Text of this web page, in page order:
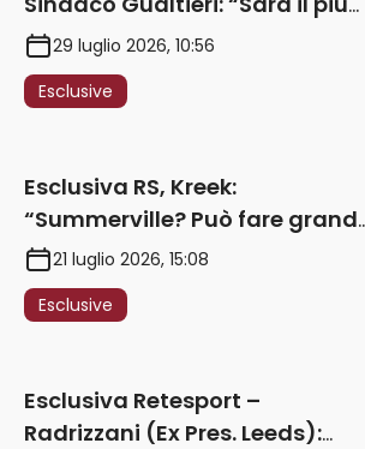
iconico del mondo. Assoluta
unità politica. Prima pietra nel
2027. Ricorsi strumentali?
29 luglio 2026, 10:56
Esclusive
Esclusiva RS, Kreek:
“Summerville? Può fare grandi
cose in Serie A. Godts deve
maturare esperienza per
giocare nella Roma”
21 luglio 2026, 15:08
Esclusive
Esclusiva Retesport –
Radrizzani (Ex Pres. Leeds):